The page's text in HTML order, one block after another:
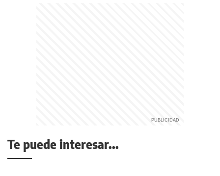
Te puede interesar...